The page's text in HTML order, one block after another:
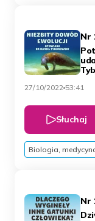
Nr
27/10/2022 53:41
Słuchaj
Biologia,
Nr